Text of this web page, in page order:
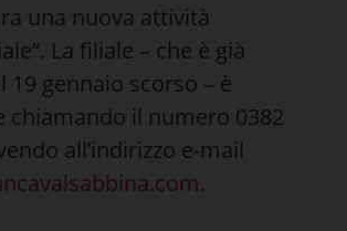
una nuova attività
La filiale – che è già
19 gennaio scorso – è
chiamando il numero 0382
all’indirizzo e-mail
.